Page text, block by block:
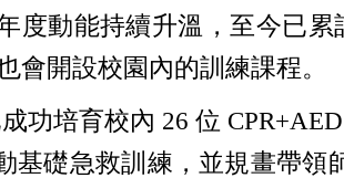
度動能持續升溫，至今已
會開設校園內的訓練課程。
功培育校內 26 位
基礎急救訓練，並規畫帶